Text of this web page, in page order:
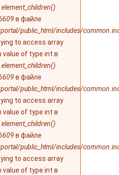
element_children()
в файле
public_html/includes/
to access array
of type int в
element_children()
в файле
public_html/includes/
to access array
of type int в
element_children()
в файле
public_html/includes/
to access array
of type int в